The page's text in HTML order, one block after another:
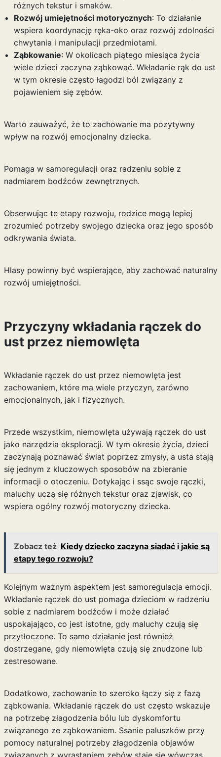
różnych tekstur i smaków.
Rozwój umiejętności motorycznych: To działanie
wspiera koordynację ręka-oko oraz rozwój zdolności
chwytania i manipulacji przedmiotami.
Ząbkowanie: W okolicach piątego miesiąca życia
wiele dzieci zaczyna ząbkować. Wkładanie rąk do ust
w tym okresie często łagodzi ból związany z
pojawieniem się zębów.
Warto zauważyć, że to zachowanie ma pozytywny
wpływ na rozwój emocjonalny dziecka.
Pomaga w samoregulacji oraz radzeniu sobie z
nadmiarem bodźców zewnętrznych.
Obserwując te etapy rozwoju, rodzice mogą lepiej
zrozumieć potrzeby swojego dziecka oraz jego sposób
odkrywania świata.
Hlasy powinny być wspierające, aby zachować naturalny
rozwój umiejętności.
Przyczyny wkładania rączek do
ust przez niemowlęta
Wkładanie rączek do ust przez niemowlęta jest
zachowaniem, które ma wiele przyczyn, zarówno
emocjonalnych, jak i fizycznych.
Przede wszystkim, niemowlęta używają rączek do ust
jako narzędzia eksploracji. W tym okresie życia, dzieci
zaczynają poznawać świat poprzez zmysły, a usta stają
się jednym z kluczowych sposobów na zbieranie
informacji o otoczeniu. Dotykając i ssąc swoje rączki,
maluchy uczą się różnych tekstur oraz zjawisk, co
wspiera ogólny rozwój motoryczny dziecka.
Zobacz też Kiedy dziecko zaczyna siadać i jakie są
etapy tego rozwoju?
Kolejnym ważnym aspektem jest samoregulacja emocji.
Wkładanie rączek do ust pomaga dzieciom w radzeniu
sobie z nadmiarem bodźców i może działać
uspokajająco, co jest istotne, gdy maluchy czują się
przytłoczone. To samo działanie jest również
dostrzegane, gdy niemowlęta czują się znudzone lub
zestresowane.
Dodatkowo, zachowanie to szeroko łączy się z fazą
ząbkowania. Wkładanie rączek do ust często wskazuje
na potrzebę złagodzenia bólu lub dyskomfortu
związanego ze ząbkowaniem. Ssanie paluszków przy
pomocy naturalnej potrzeby złagodzenia objawów